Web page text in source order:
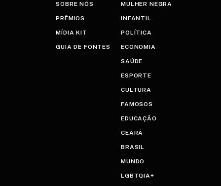
SOBRE NÓS
PRÊMIOS
MÍDIA KIT
GUIA DE FONTES
MULHER NEGRA
INFANTIL
POLÍTICA
ECONOMIA
SAÚDE
ESPORTE
CULTURA
FAMOSOS
EDUCAÇÃO
CEARÁ
BRASIL
MUNDO
LGBTQIA+